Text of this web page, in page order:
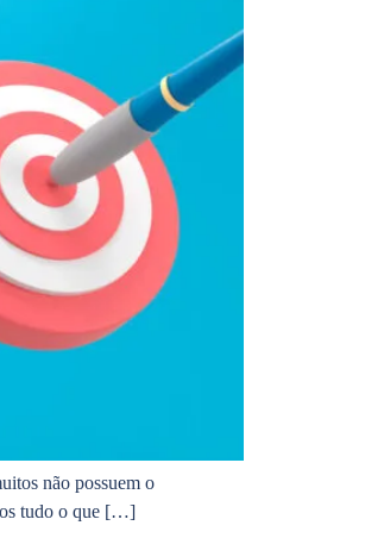
não possuem o
tudo o que […]